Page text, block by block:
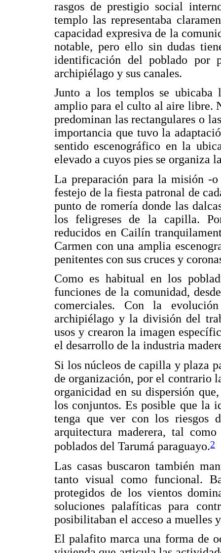
rasgos de prestigio social
templo las representaba
capacidad expresiva de la
notable, pero ello sin dudas
identificación del poblado por
archipiélago y sus canales.
Junto a los templos se ubicaba
amplio para el culto al aire libre.
predominan las rectangulares o
importancia que tuvo la
sentido escenográfico en la
elevado a cuyos pies se organiza
La preparación para la misión -
festejo de la fiesta patronal de
punto de romería donde las
los feligreses de la capilla.
reducidos en Cailín
Carmen con una amplia
penitentes con sus cruces y
Como es habitual en los
funciones de la comunidad,
comerciales. Con la
archipiélago y la división del
usos y crearon la imagen
el desarrollo de la industria
Si los núcleos de capilla y plaza
de organización, por el contrario
organicidad en su dispersión
los conjuntos. Es posible que la
tenga que ver con los riesgos
arquitectura maderera, tal
poblados del Tarumá paraguayo.2
Las casas buscaron también
tanto visual como funcional.
protegidos de los vientos
soluciones palafíticas para
posibilitaban el acceso a muelles
El palafito marca una forma de